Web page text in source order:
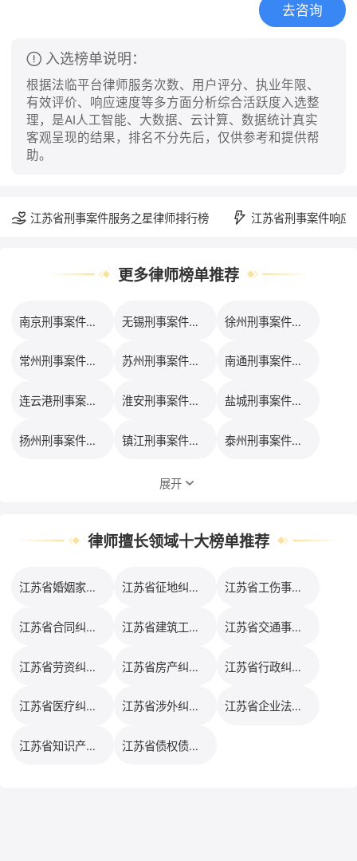
去咨询
入选榜单说明：
根据法临平台律师服务次数、用户评分、执业年限、
有效评价、响应速度等多方面分析综合活跃度入选整
理，是AI人工智能、大数据、云计算、数据统计真实
客观呈现的结果，排名不分先后，仅供参考和提供帮
助。
江苏省刑事案件服务之星律师排行榜 江苏省刑事案件响应
更多律师榜单推荐
南京刑事案件律师口碑排行榜 无锡刑事案件律师口碑排行榜 徐州刑事案件律师口碑排行榜
常州刑事案件律师口碑排行榜 苏州刑事案件律师口碑排行榜 南通刑事案件律师口碑排行榜
连云港刑事案件律师口碑排行榜 淮安刑事案件律师口碑排行榜 盐城刑事案件律师口碑排行榜
扬州刑事案件律师口碑排行榜 镇江刑事案件律师口碑排行榜 泰州刑事案件律师口碑排行榜
展开
律师擅长领域十大榜单推荐
江苏省婚姻家事律师口碑排行榜 江苏省征地纠纷律师口碑排行榜 江苏省工伤事故律师口碑排行榜
江苏省合同纠纷律师口碑排行榜 江苏省建筑工程律师口碑排行榜 江苏省交通事故律师口碑排行榜
江苏省劳资纠纷律师口碑排行榜 江苏省房产纠纷律师口碑排行榜 江苏省行政纠纷律师口碑排行榜
江苏省医疗纠纷律师口碑排行榜 江苏省涉外纠纷律师口碑排行榜 江苏省企业法务律师口碑排行榜
江苏省知识产权律师口碑排行榜 江苏省债权债务律师口碑排行榜